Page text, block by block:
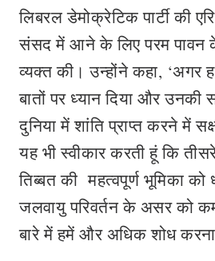
लिबरल डेमोक्रेटिक पार्टी की
संसद में आने के लिए परम पावन
व्यक्त की। उन्होंने कहा, ‘अगर
बातों पर ध्यान दिया और उनकी
दुनिया में शांति प्राप्त करने में
यह भी स्वीकार करती हूं कि
तिब्बत की महत्वपूर्ण भूमिका
जलवायु परिवर्तन के असर को
बारे में हमें और अधिक शोध करना